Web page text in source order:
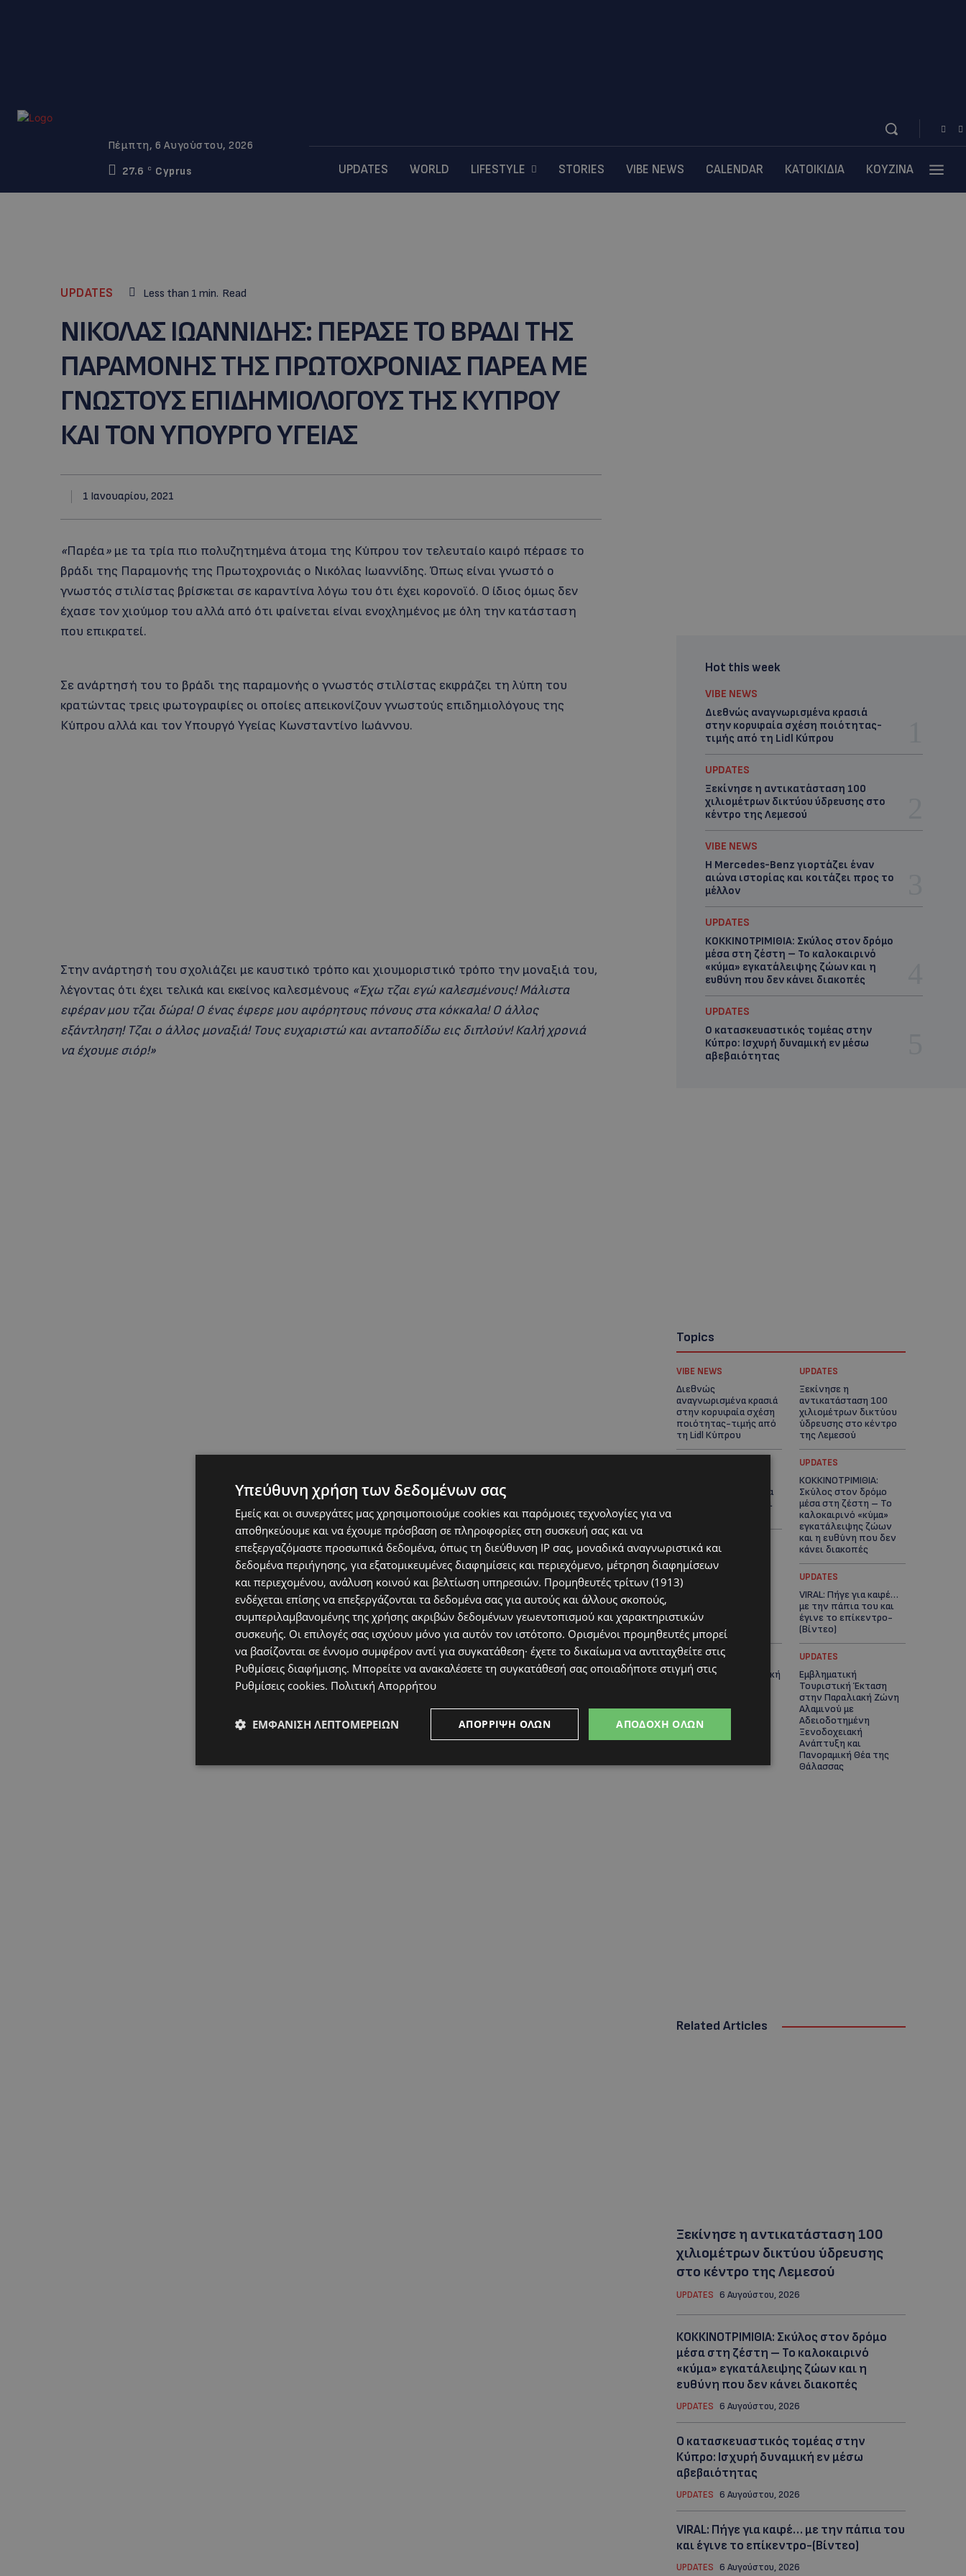
Πέμπτη, 6 Αυγούστου, 2026
27.6
C Cyprus UPDATES WORLD LIFESTYLE STORIES VIBE NEWS CALENDAR ΚΑΤΟΙΚΙΔΙΑ ΚΟΥΖΙΝΑ
UPDATES Less than 1 min. Read
ΝΙΚΟΛΑΣ ΙΩΑΝΝΙΔΗΣ: ΠΕΡΑΣΕ ΤΟ ΒΡΑΔΙ ΤΗΣ
ΠΑΡΑΜΟΝΗΣ ΤΗΣ ΠΡΩΤΟΧΡΟΝΙΑΣ ΠΑΡΕΑ ΜΕ
ΓΝΩΣΤΟΥΣ ΕΠΙΔΗΜΙΟΛΟΓΟΥΣ ΤΗΣ ΚΥΠΡΟΥ
ΚΑΙ ΤΟΝ ΥΠΟΥΡΓΟ ΥΓΕΙΑΣ
1 Ιανουαρίου, 2021
«Παρέα» με τα τρία πιο πολυζητημένα άτομα της Κύπρου τον τελευταίο καιρό πέρασε το
βράδι της Παραμονής της Πρωτοχρονιάς ο Νικόλας Ιωαννίδης. Όπως είναι γνωστό ο
γνωστός στιλίστας βρίσκεται σε καραντίνα λόγω του ότι έχει κορονοϊό. Ο ίδιος όμως δεν
έχασε τον χιούμορ του αλλά από ότι φαίνεται είναι ενοχλημένος με όλη την κατάσταση
που επικρατεί.
Σε ανάρτησή του το βράδι της παραμονής ο γνωστός στιλίστας εκφράζει τη λύπη του
κρατώντας τρεις φωτογραφίες οι οποίες απεικονίζουν γνωστούς επιδημιολόγους της
Κύπρου αλλά και τον Υπουργό Υγείας Κωνσταντίνο Ιωάννου.
Στην ανάρτησή του σχολιάζει με καυστικό τρόπο και χιουμοριστικό τρόπο την μοναξιά του,
λέγοντας ότι έχει τελικά και εκείνος καλεσμένους «Έχω τζαι εγώ καλεσμένους! Μάλιστα
εφέραν μου τζαι δώρα! Ο ένας έφερε μου αφόρητους πόνους στα κόκκαλα! Ο άλλος
εξάντληση! Τζαι ο άλλος μοναξιά! Τους ευχαριστώ και ανταποδίδω εις διπλούν! Καλή χρονιά
να έχουμε σιόρ!»
Hot this week
VIBE NEWS
Διεθνώς αναγνωρισμένα κρασιά
στην κορυφαία σχέση ποιότητας-
τιμής από τη Lidl Κύπρου
UPDATES
Ξεκίνησε η αντικατάσταση 100
χιλιομέτρων δικτύου ύδρευσης στο
κέντρο της Λεμεσού
VIBE NEWS
Η Mercedes-Benz γιορτάζει έναν
αιώνα ιστορίας και κοιτάζει προς το
μέλλον
UPDATES
ΚΟΚΚΙΝΟΤΡΙΜΙΘΙΑ: Σκύλος στον δρόμο
μέσα στη ζέστη – Το καλοκαιρινό
«κύμα» εγκατάλειψης ζώων και η
ευθύνη που δεν κάνει διακοπές
UPDATES
Ο κατασκευαστικός τομέας στην
Κύπρο: Ισχυρή δυναμική εν μέσω
αβεβαιότητας
Topics
VIBE NEWS
Διεθνώς
αναγνωρισμένα κρασιά
στην κορυφαία σχέση
ποιότητας-τιμής από
τη Lidl Κύπρου
UPDATES
Ξεκίνησε η
αντικατάσταση 100
χιλιομέτρων δικτύου
ύδρευσης στο κέντρο
της Λεμεσού
γιορτάζει έναν αιώνα
ιστορίας και κοιτάζει
UPDATES
ΚΟΚΚΙΝΟΤΡΙΜΙΘΙΑ:
Σκύλος στον δρόμο
μέσα στη ζέστη – Το
καλοκαιρινό «κύμα»
εγκατάλειψης ζώων
και η ευθύνη που δεν
κάνει διακοπές
UPDATES
Ισχυρή δυναμική εν
μέσω αβεβαιότητας
UPDATES
VIRAL: Πήγε για καφέ…
με την πάπια του και
έγινε το επίκεντρο-
(Βίντεο)
UPDATES
Ο τουρισμός ως εθνική
UPDATES
Εμβληματική
Τουριστική Έκταση
στην Παραλιακή Ζώνη
Αλαμινού με
Αδειοδοτημένη
Ξενοδοχειακή
Ανάπτυξη και
Πανοραμική Θέα της
Θάλασσας
Related Articles
Ξεκίνησε η αντικατάσταση 100
χιλιομέτρων δικτύου ύδρευσης
στο κέντρο της Λεμεσού
UPDATES 6 Αυγούστου, 2026
ΚΟΚΚΙΝΟΤΡΙΜΙΘΙΑ: Σκύλος στον δρόμο
μέσα στη ζέστη – Το καλοκαιρινό
«κύμα» εγκατάλειψης ζώων και η
ευθύνη που δεν κάνει διακοπές
UPDATES 6 Αυγούστου, 2026
Ο κατασκευαστικός τομέας στην
Κύπρο: Ισχυρή δυναμική εν μέσω
αβεβαιότητας
UPDATES 6 Αυγούστου, 2026
VIRAL: Πήγε για καφέ… με την πάπια του
και έγινε το επίκεντρο-(Βίντεο)
UPDATES 6 Αυγούστου, 2026
Υπεύθυνη χρήση των δεδομένων σας
Εμείς και οι συνεργάτες μας χρησιμοποιούμε cookies και παρόμοιες τεχνολογίες για να
αποθηκεύουμε και να έχουμε πρόσβαση σε πληροφορίες στη συσκευή σας και να
επεξεργαζόμαστε προσωπικά δεδομένα, όπως τη διεύθυνση IP σας, μοναδικά αναγνωριστικά και
δεδομένα περιήγησης, για εξατομικευμένες διαφημίσεις και περιεχόμενο, μέτρηση διαφημίσεων
και περιεχομένου, ανάλυση κοινού και βελτίωση υπηρεσιών. Προμηθευτές τρίτων (1913)
ενδέχεται επίσης να επεξεργάζονται τα δεδομένα σας για αυτούς και άλλους σκοπούς,
συμπεριλαμβανομένης της χρήσης ακριβών δεδομένων γεωεντοπισμού και χαρακτηριστικών
συσκευής. Οι επιλογές σας ισχύουν μόνο για αυτόν τον ιστότοπο. Ορισμένοι προμηθευτές μπορεί
να βασίζονται σε έννομο συμφέρον αντί για συγκατάθεση· έχετε το δικαίωμα να αντιταχθείτε στις
Ρυθμίσεις διαφήμισης. Μπορείτε να ανακαλέσετε τη συγκατάθεσή σας οποιαδήποτε στιγμή στις
Ρυθμίσεις cookies. Πολιτική Απορρήτου
ΑΠΟΔΟΧΉ ΌΛΩΝ
ΑΠΌΡΡΙΨΗ ΌΛΩΝ
ΕΜΦΆΝΙΣΗ ΛΕΠΤΟΜΕΡΕΙΏΝ